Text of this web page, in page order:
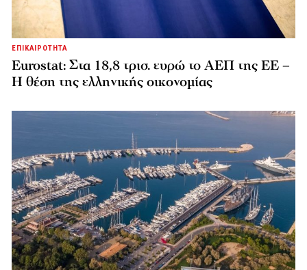
ΕΠΙΚΑΙΡΟΤΗΤΑ
Eurostat: Στα 18,8 τρισ. ευρώ το ΑΕΠ της ΕΕ –
Η θέση της ελληνικής οικονομίας